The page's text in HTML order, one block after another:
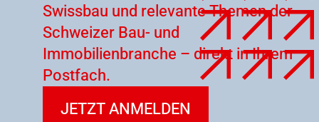
Swissbau und relevante Themen der
Schweizer Bau- und
Immobilienbranche – direkt in Ihrem
Postfach.
JETZT ANMELDEN